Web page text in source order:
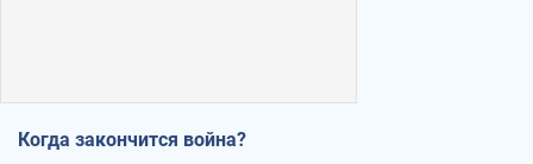
Когда закончится война?